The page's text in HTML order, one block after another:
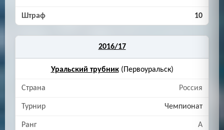
10
2016/17
Уральский трубник(Первоуральск)
Россия
Чемпионат
A